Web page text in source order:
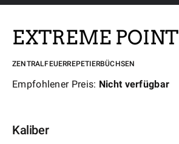
EXTREME POINT
ZENTRALFEUERREPETIERBÜCHSEN
Empfohlener Preis: Nicht verfügbar
Kaliber